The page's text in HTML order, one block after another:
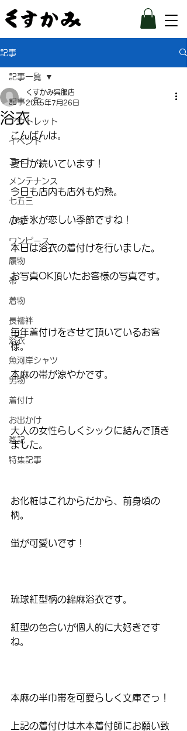
記事
記事一覧
アウトレット
イベント
コート
メンテナンス
七五三
小物
ワンピース
履物
帯
着物
長襦袢
浴衣
魚河岸シャツ
男物
着付け
お出かけ
雑記
特集記事
記事一覧
浴衣
くすかみ呉服店
2015年7月26日
こんばんは。
夏日が続いています！
今日も店内も店外も灼熱。
かき氷が恋しい季節ですね！
本日は浴衣の着付けを行いました。
お写真OK頂いたお客様の写真です。
毎年着付けをさせて頂いているお客
様。
本麻の帯が涼やかです。
大人の女性らしくシックに結んで頂き
ました。
お化粧はこれからだから、前身頃の
柄。
蛍が可愛いです！
琉球紅型柄の綿麻浴衣です。
紅型の色合いが個人的に大好きです
ね。
本麻の半巾帯を可愛らしく文庫でっ！
上記の着付けは木本着付師にお願い致